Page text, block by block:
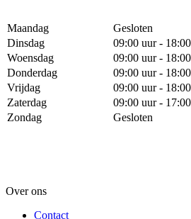
Maandag
Gesloten
Dinsdag
09:00 uur -
Woensdag
09:00 uur -
Donderdag
09:00 uur -
Vrijdag
09:00 uur -
Zaterdag
09:00 uur -
Zondag
Gesloten
Over ons
Contact